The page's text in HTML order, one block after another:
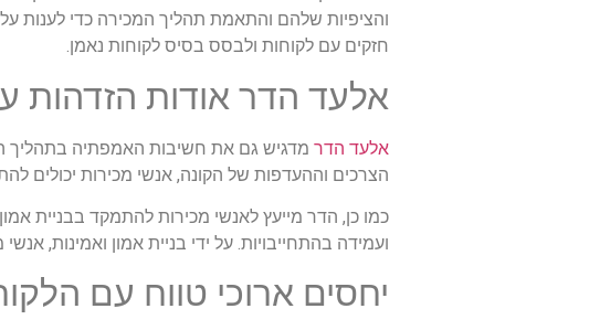
והציפיות שלהם והתאמת תהליך המכירה כדי לענות
חזקים עם לקוחות ולבסס בסיס לקוחות נאמן.
אלעד הדר אודות הזדהות
אלעד הדר מדגיש גם את חשיבות האמפתיה בתהליך
הצרכים וההעדפות של הקונה, אנשי מכירות יכולים
כמו כן, הדר מייעץ לאנשי מכירות להתמקד בבניית
ועמידה בהתחייבויות. על ידי בניית אמון ואמינות,
יחסים ארוכי טווח עם